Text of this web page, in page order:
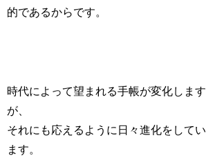
的であるからです。
時代によって望まれる手帳が変化します
が、
それにも応えるように日々進化をしてい
ます。